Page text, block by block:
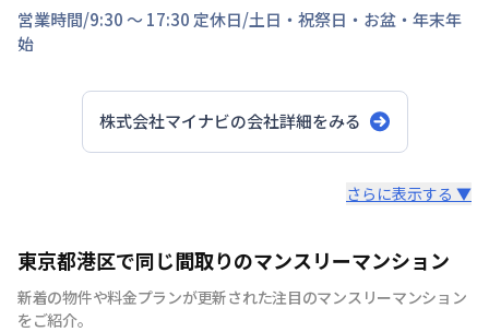
営業時間/9:30 ～ 17:30 定休日/土日・祝祭日・お盆・年末年
始
株式会社マイナビの会社詳細をみる
快適で安心な住まいをご提供。入居者様の住み心地と健康
を考え、専門部隊がお部屋を厳選！入居者満足度97％！
さらに表示する ▼
東京都港区で同じ間取りのマンスリーマンション
新着の物件や料金プランが更新された注目のマンスリーマンション
をご紹介。